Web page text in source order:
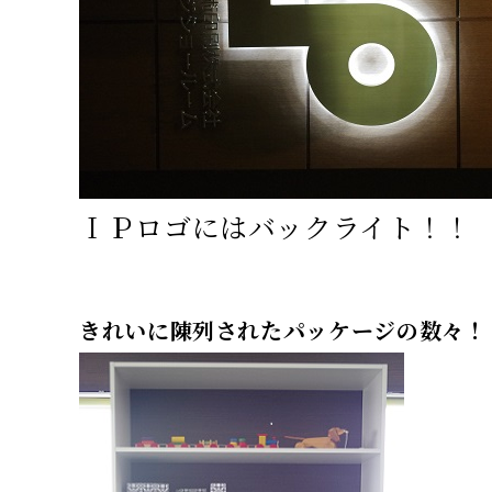
ＩＰロゴにはバックライト！！
きれいに陳列されたパッケージの数々